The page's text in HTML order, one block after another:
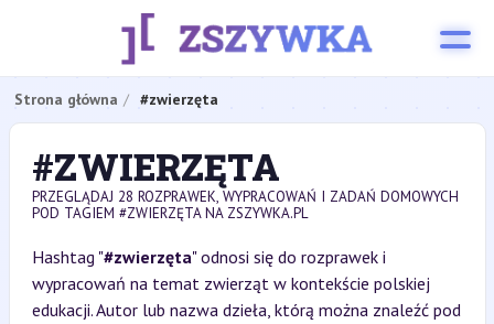
Strona główna #zwierzęta
#ZWIERZĘTA
PRZEGLĄDAJ 28 ROZPRAWEK, WYPRACOWAŃ I ZADAŃ DOMOWYCH
POD TAGIEM #ZWIERZĘTA NA ZSZYWKA.PL
Hashtag "#zwierzęta" odnosi się do rozprawek i
wypracowań na temat zwierząt w kontekście polskiej
edukacji. Autor lub nazwa dzieła, którą można znaleźć pod